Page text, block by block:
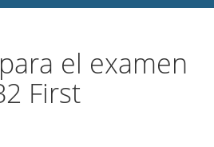
el examen
First